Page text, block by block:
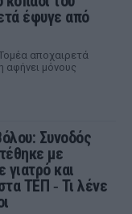
έφυγε από
αποχαιρετά
αφήνει μόνους
Συνοδός
με
γιατρό και
ΤΕΠ ‑ Τι λένε